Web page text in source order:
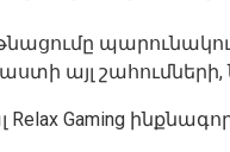
այլ
Relax Gaming